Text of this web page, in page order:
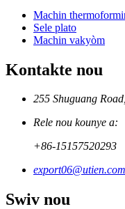
Machin
Sele plato
Machin vakyòm
Kontakte nou
255 Shuguang
Rele nou kounye a:
+86-15157520293
export06@utien.com
Swiv nou